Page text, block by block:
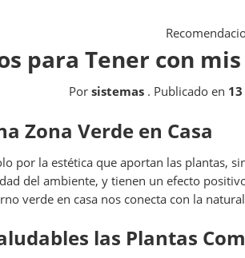
para Tener con
Por sistemas . Publicado en
Zona Verde en Casa
por la estética que aportan las plantas,
del ambiente, y tienen un efecto
verde en casa nos conecta con la
las Plantas